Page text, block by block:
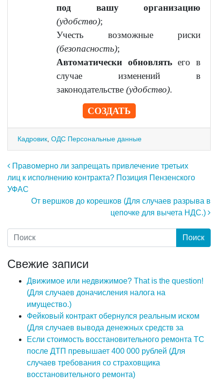
под вашу организацию
(удобство);
Учесть возможные риски
(безопасность);
Автоматически обновлятьего в
случае изменений в
законодательстве (удобство).
СОЗДАТЬ
Кадровик ОДС Персональные данные
Навигация по записям
Правомерно ли запрещать привлечение третьих
лиц к исполнению контракта? Позиция Пензенского
УФАС
От вершков до корешков (Для случаев разрыва в
цепочке для вычета НДС.)
Свежие записи
Движимое или недвижимое? That is the question!
(Для случаев доначисления налога на
имущество.)
Фейковый контракт обернулся реальным иском
(Для случаев вывода денежных средств за
Если стоимость восстановительного ремонта ТС
после ДТП превышает 400 000 рублей (Для
случаев требования со страховщика
восстановительного ремонта)